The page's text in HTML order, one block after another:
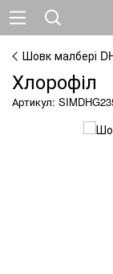
Шовк малбері
Хлорофіл
Артикул: